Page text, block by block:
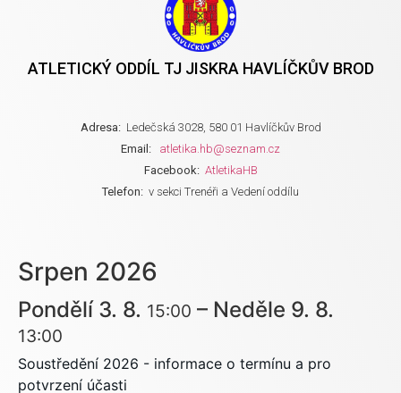
ATLETICKÝ ODDÍL TJ JISKRA HAVLÍČKŮV BROD
Adresa: Ledečská 3028, 580 01 Havlíčkův Brod
Email:
atletika.hb@seznam.cz
Facebook: AtletikaHB
Telefon: v sekci Trenéři a Vedení oddílu
Srpen 2026
Pondělí 3. 8. 15:00 – Neděle 9. 8.
13:00
Soustředění 2026 - informace o termínu a pro
potvrzení účasti